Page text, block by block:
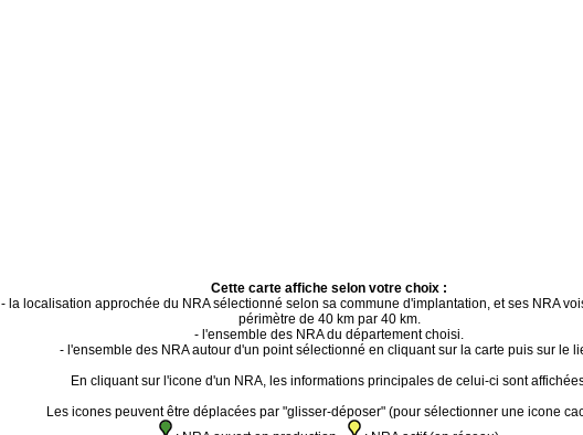
Cette carte affiche selon votre choix :
- la localisation approchée du NRA sélectionné selon sa commune d'implantation, et ses NRA
périmètre de 40 km par 40 km.
- l'ensemble des NRA du département choisi.
- l'ensemble des NRA autour d'un point sélectionné en cliquant sur la carte puis sur le
En cliquant sur l'icone d'un NRA, les informations principales de celui-ci sont
Les icones peuvent être déplacées par "glisser-déposer" (pour sélectionner une icone